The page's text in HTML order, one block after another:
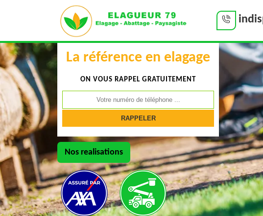
La référence en elagage
ON VOUS RAPPEL GRATUITEMENT
Nos realisations